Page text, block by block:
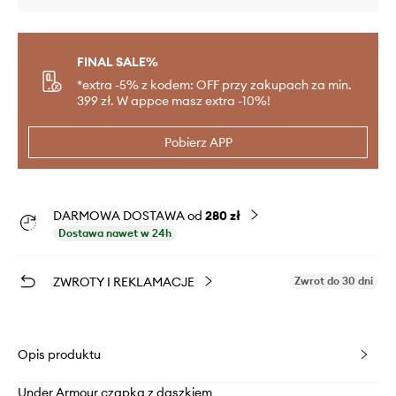
FINAL SALE%
*extra -5% z kodem: OFF przy zakupach za min.
399 zł. W appce masz extra -10%!
Pobierz APP
DARMOWA DOSTAWA od 280 zł
Dostawa nawet w 24h
ZWROTY I REKLAMACJE Zwrot do 30 dni
Opis produktu
Under Armour czapka z daszkiem